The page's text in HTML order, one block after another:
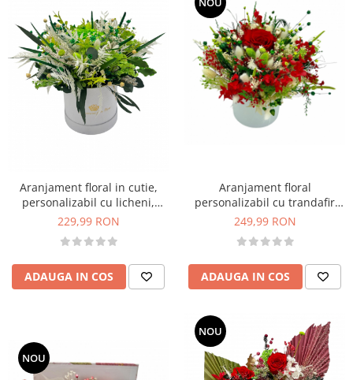
Aranjament floral in cutie,
personalizabil cu licheni,
trandafir si plante naturale
(Verde)
229,99 RON
ADAUGA IN COS
Aranjament floral
personalizabil cu trandafir
criogenat si plante naturale
249,99 RON
ADAUGA IN COS
NOU
NOU